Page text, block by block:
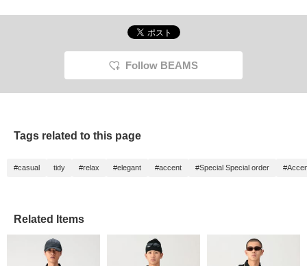
Follow BEAMS
Tags related to this page
#casual tidy #relax #elegant #accent #Special Special order
Related Items